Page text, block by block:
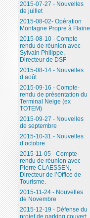
2015-07-27 - Nouvelles
de juillet
2015-08-02- Opération
Montagne Propre à Flaine
2015-08-10 - Compte
rendu de réunion avec
Sylvain Philippe,
Directeur de DSF
2015-08-14 - Nouvelles
d’août
2015-09-16 - Compte-
rendu de présentation du
Terminal Neige (ex
TOTEM)
2015-09-27 - Nouvelles
de septembre
2015-10-31 - Nouvelles
d’octobre
2015-11-05 - Compte-
rendu de réunion avec
Pierre CLAESSEN,
Directeur de l’Office de
Tourisme.
2015-11-24 - Nouvelles
de Novembre
2015-12-19 - Défense du